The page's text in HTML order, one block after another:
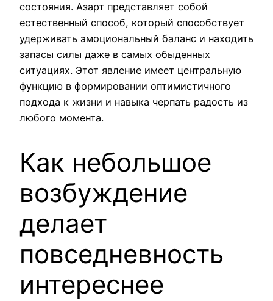
состояния. Азарт представляет собой
естественный способ, который способствует
удерживать эмоциональный баланс и находить
запасы силы даже в самых обыденных
ситуациях. Этот явление имеет центральную
функцию в формировании оптимистичного
подхода к жизни и навыка черпать радость из
любого момента.
Как небольшое
возбуждение
делает
повседневность
интереснее